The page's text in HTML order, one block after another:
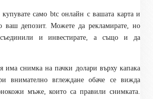
само btc онлайн с вашата карта и
ваш депозит. Можете да рекламирате, но
и инвестирате, а също и да
снимка на пачки долари върху капака
внимателно вглеждане обаче се вижда
мъже, които са правили снимката.